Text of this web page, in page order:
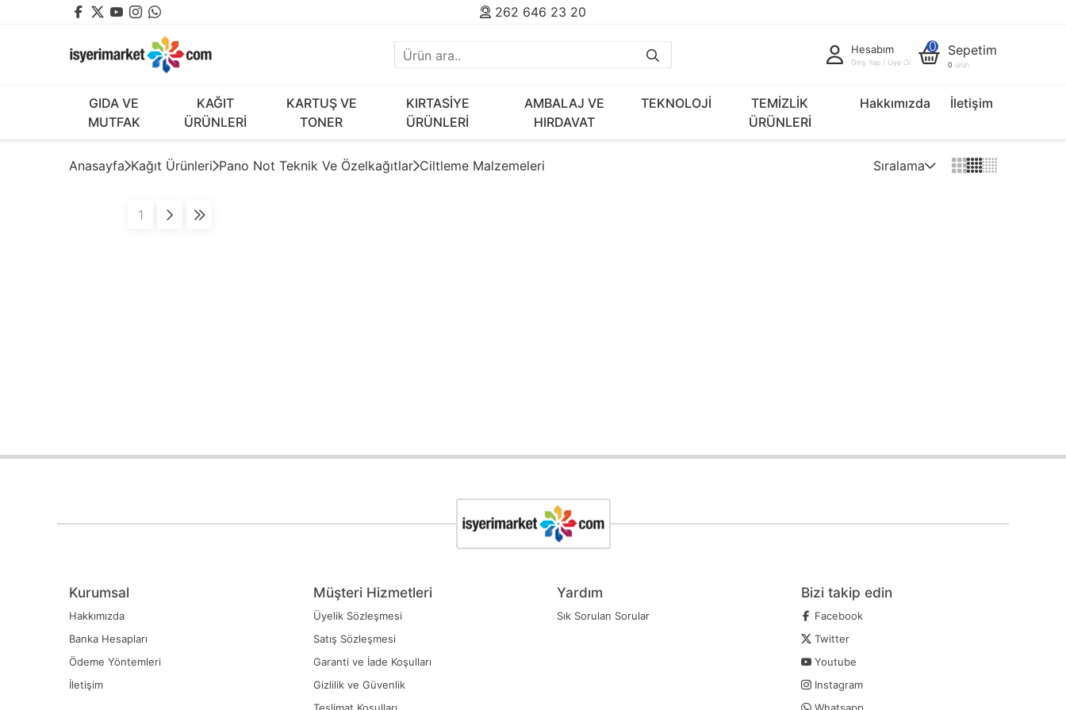
262 646 23 20
Hesabım
Giriş Yap / Üye Ol
0 Sepetim
0 ürün
GIDA VE
MUTFAK
KAĞIT
ÜRÜNLERİ
KARTUŞ VE
TONER
KIRTASİYE
ÜRÜNLERİ
AMBALAJ VE
HIRDAVAT
TEKNOLOJİ
TEMİZLİK
ÜRÜNLERİ
Hakkımızda İletişim
Anasayfa Kağıt Ürünleri Pano Not Teknik Ve Özelkağıtlar Ciltleme Malzemeleri Sıralama
1
Kurumsal
Hakkımızda
Banka Hesapları
Ödeme Yöntemleri
İletişim
Müşteri Hizmetleri
Üyelik Sözleşmesi
Satış Sözleşmesi
Garanti ve İade Koşulları
Gizlilik ve Güvenlik
Yardım
Sık Sorulan Sorular
Bizi takip edin
Facebook
Twitter
Youtube
Instagram